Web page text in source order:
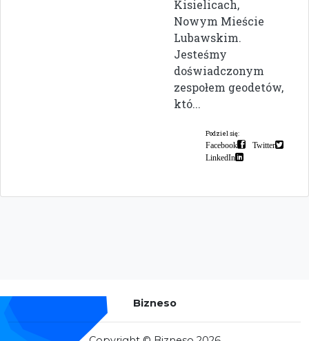
Kisielicach,
Nowym Mieście
Lubawskim.
Jesteśmy
doświadczonym
zespołem geodetów,
któ...
Podziel się:
Facebook
Twitter
LinkedIn
Bizneso